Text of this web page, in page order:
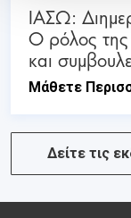
ΙΑΣΩ:
Ο ρόλος της
και
Μάθετε
Δείτε τις